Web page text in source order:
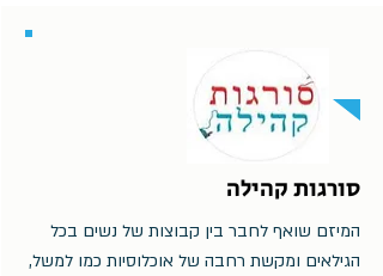
סורגות קהילה
המיזם שואף לחבר בין קבוצות של נשים בכל
הגילאים ומקשת רחבה של אוכלוסיות כמו למשל,